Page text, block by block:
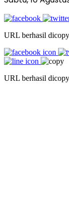
URL berhasil dicopy
URL berhasil dicopy